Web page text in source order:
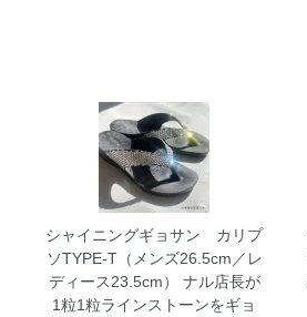
シャイニングギョサン カリプ
ソTYPE-T（メンズ26.5cm／レ
ディース23.5cm）
ナル店長が
1粒1粒ラインストーンをギョ